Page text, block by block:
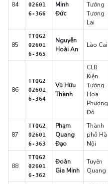
84
02601
6-366
Minh
Đức
Tướng
Tương
Lai
85
TTQG2
02601
6-365
Nguyễn
Hoài An
Lào Cai
86
TTQG2
02601
6-364
Vũ Hữu
Thành
CLB
Kiện
Tướng
Hoa
Phượng
Đỏ
87
TTQG2
02601
6-363
Phạm
Quang
Đạo
Thành
phố Hà
Nội
88
TTQG2
02601
6-362
Đoàn
Gia Minh
Tuyên
Quang